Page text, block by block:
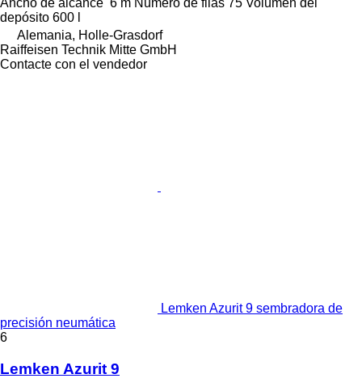
Ancho de alcance 6 m Número de filas 75 Volumen del
depósito 600 l
Alemania, Holle-Grasdorf
Raiffeisen Technik Mitte GmbH
Contacte con el vendedor
Lemken Azurit 9 sembradora de
precisión neumática
6
Lemken Azurit 9